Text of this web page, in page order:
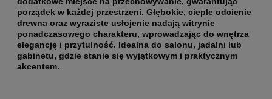
porządek w każdej przestrzeni. Głębokie, ciepłe odcienie
drewna oraz wyraziste usłojenie nadają witrynie
ponadczasowego charakteru, wprowadzając do wnętrza
elegancję i przytulność. Idealna do salonu, jadalni lub
gabinetu, gdzie stanie się wyjątkowym i praktycznym
akcentem.